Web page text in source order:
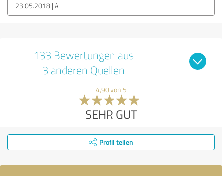
23.05.2018 A.
133 Bewertungen aus
3 anderen Quellen
4,90 von 5
SEHR GUT
Profil teilen